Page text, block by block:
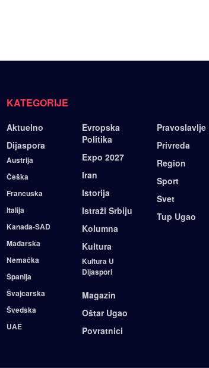
KATEGORIJE
Aktuelno
Dijaspora
Austrija
Češka
Francuska
Italija
Kanada-SAD
Mađarska
Nemačka
Španija
Švajcarska
Švedska
UAE
Evropska
Politika
Expo 2027
Iran
Istorija
Istraži Srbiju
Kolumna
Kultura
Kultura U
Dijaspori
Magazin
Oštar Ugao
Povratnici
Pravoslavlje
Privreda
Region
Sport
Svet
Tup Ugao